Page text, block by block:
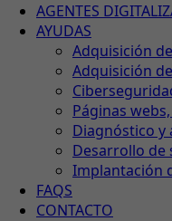
AGENTES
AYUDAS
Adquisición
Adquisición
Páginas
Diagnóstico
Desarrollo de
Implantación
FAQS
CONTACTO